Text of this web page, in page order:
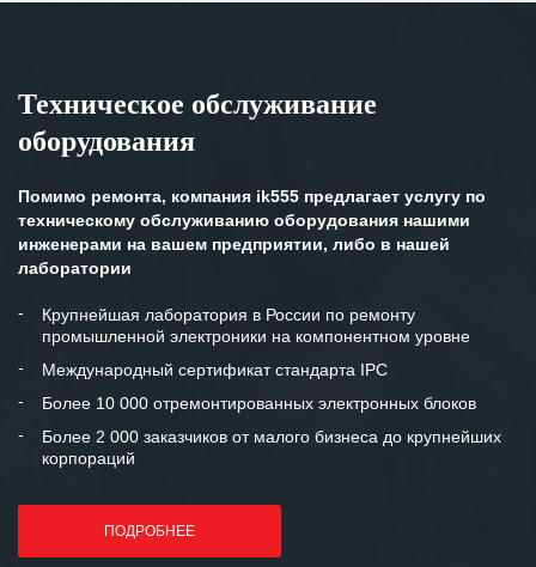
Особенно хочется отметить высокую
клиентоориентированность
готовность помочь в самых сложных
и доверительные партнерские
отношения и искренне желаем
«Инженерной компании «555» долгих
Техническое обслуживание
оборудования
Помимо ремонта, компания ik555 предлагает услугу по
техническому обслуживанию оборудования нашими
инженерами на вашем предприятии, либо в нашей
лаборатории
Крупнейшая лаборатория в России по ремонту
промышленной электроники на компонентном уровне
Международный сертификат стандарта IPC
Более 10 000 отремонтированных электронных блоков
Более 2 000 заказчиков от малого бизнеса до крупнейших
корпораций
ПОДРОБНЕЕ